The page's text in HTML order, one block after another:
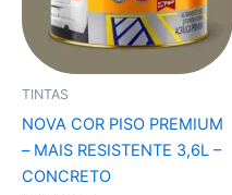
TINTAS
NOVA COR PISO PREMIUM
– MAIS RESISTENTE 3,6L –
CONCRETO